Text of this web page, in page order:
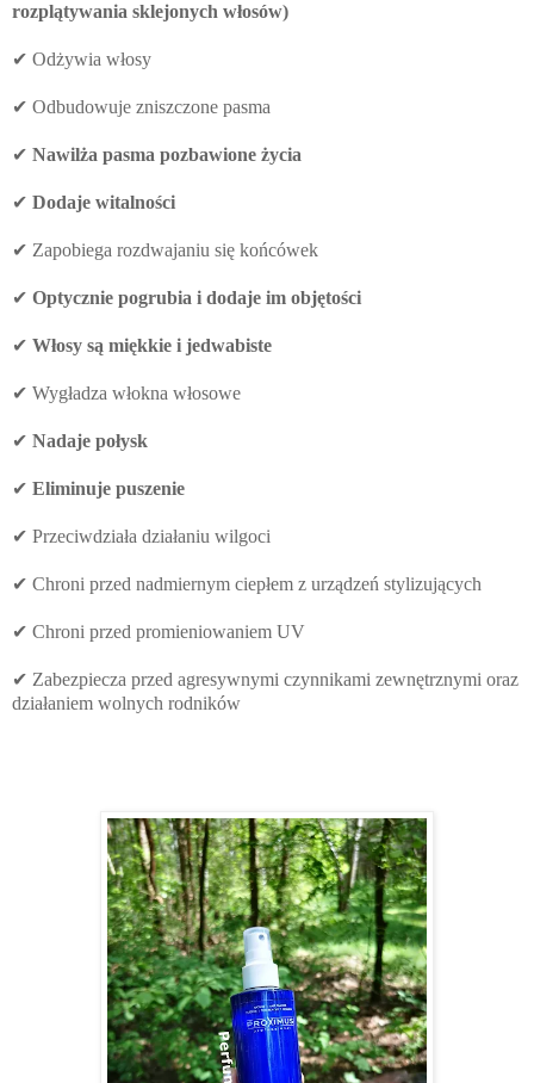
rozplątywania sklejonych włosów)
✔ Odżywia włosy
✔ Odbudowuje zniszczone pasma
✔ Nawilża pasma pozbawione życia
✔ Dodaje witalności
✔ Zapobiega rozdwajaniu się końcówek
✔ Optycznie pogrubia i dodaje im objętości
✔ Włosy są miękkie i jedwabiste
✔ Wygładza włokna włosowe
✔ Nadaje połysk
✔ Eliminuje puszenie
✔ Przeciwdziała działaniu wilgoci
✔ Chroni przed nadmiernym ciepłem z urządzeń stylizujących
✔ Chroni przed promieniowaniem UV
✔ Zabezpiecza przed agresywnymi czynnikami zewnętrznymi oraz
działaniem wolnych rodników